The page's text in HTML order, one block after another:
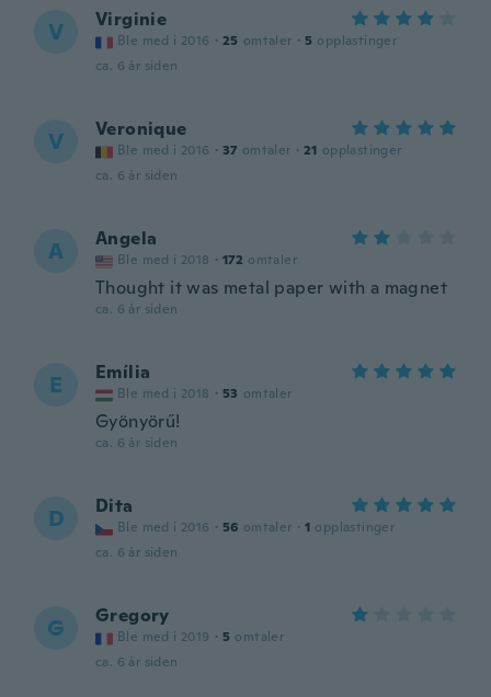
V Virginie
Ble med i 2016 · 25 omtaler · 5 opplastinger
ca. 6 år siden
V Veronique
Ble med i 2016 · 37 omtaler · 21 opplastinger
ca. 6 år siden
A Angela
Ble med i 2018 · 172 omtaler
Thought it was metal paper with a magnet
ca. 6 år siden
E Emília
Ble med i 2018 · 53 omtaler
Gyönyörű!
ca. 6 år siden
D Dita
Ble med i 2016 · 56 omtaler · 1 opplastinger
ca. 6 år siden
G Gregory
Ble med i 2019 · 5 omtaler
ca. 6 år siden